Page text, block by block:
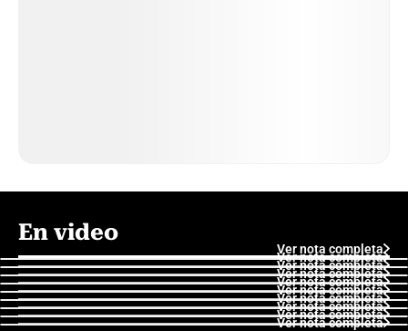
En video
Ver nota completa
Ver nota completa
Ver nota completa
Ver nota completa
Ver nota completa
Ver nota completa
Ver nota completa
Ver nota completa
Ver nota completa
Ver nota completa